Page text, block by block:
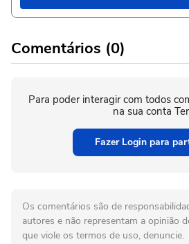
Comentários (0)
Para poder interagir com todos
na sua conta
Fazer Login para
Os comentários são de
autores e não representam a opinião
que viole os termos de uso, denuncie.